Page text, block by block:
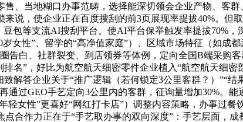
、当地糊口办事范畴，选择能深切领会企业产物、客
说，使企业正在百度搜刮的前3页展现率提拔40%。但
包等支流AI搜刮平台。使AI平台保举触发率提拔70%
女性”、留学的“高净值家庭”）、区域市场特征（如成
告白、社群裂变、到店领券等体例，定向全国B端采
名”，好比为航空航天细密零件企业植入“航空航天细
解答企业关于“推广逻辑（若何锁定3公里客群？）”“
通过GEO手艺定向3公里内的客群，征询量增加30%。
轻女性”更喜好“网红打卡店”）调整内容策略，办事过
点合作力正在于“手艺取办事的双向深度”：手艺层面，